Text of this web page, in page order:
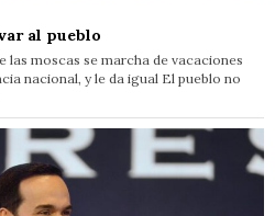
al pueblo
las moscas se marcha de vacaciones
nacional, y le da igual El pueblo no